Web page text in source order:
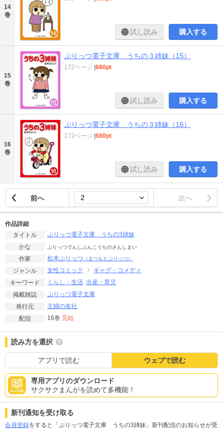
14
巻
試し読み 購入する
15
巻
ぷりっつ電子文庫 うちの３姉妹（15）
172ページ 680pt
試し読み 購入する
16
巻
ぷりっつ電子文庫 うちの３姉妹（16）
172ページ 680pt
試し読み 購入する
前へ 次へ
作品詳細
タイトル
ぷりっつ電子文庫 うちの3姉妹
かな
ぷりっつでんしぶんこうちのさんしまい
作家 松本ぷりっつ （まつもとぷりっつ）
ジャンル 女性コミック
ギャグ・コメディ
キーワード
くらし・生活 出産・育児
掲載雑誌
ぷりっつ電子文庫
発行元
主婦の友社
配信
16巻 完結
読み方を選択
アプリで読む ウェブで読む
専用アプリのダウンロード
サクサクまんがを読めて多機能！
新刊通知を受け取る
会員登録をすると「ぷりっつ電子文庫 うちの3姉妹」新刊配信のお知らせが受